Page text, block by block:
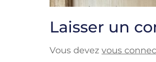
Laisser un
Vous devez vous